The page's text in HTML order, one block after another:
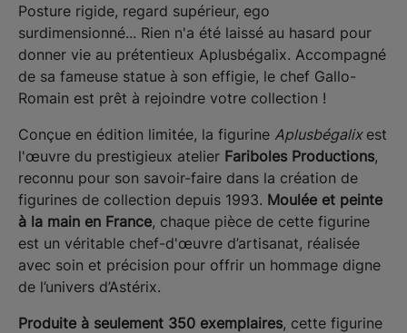
Posture rigide, regard supérieur, ego
surdimensionné... Rien n'a été laissé au hasard pour
donner vie au prétentieux Aplusbégalix. Accompagné
de sa fameuse statue à son effigie, le chef Gallo-
Romain est prêt à rejoindre votre collection !
Conçue en édition limitée, la figurine Aplusbégalix est
l'œuvre du prestigieux atelier Fariboles Productions,
reconnu pour son savoir-faire dans la création de
figurines de collection depuis 1993. Moulée et peinte
à la main en France, chaque pièce de cette figurine
est un véritable chef-d'œuvre d’artisanat, réalisée
avec soin et précision pour offrir un hommage digne
de l’univers d’Astérix.
Produite à seulement 350 exemplaires, cette figurine